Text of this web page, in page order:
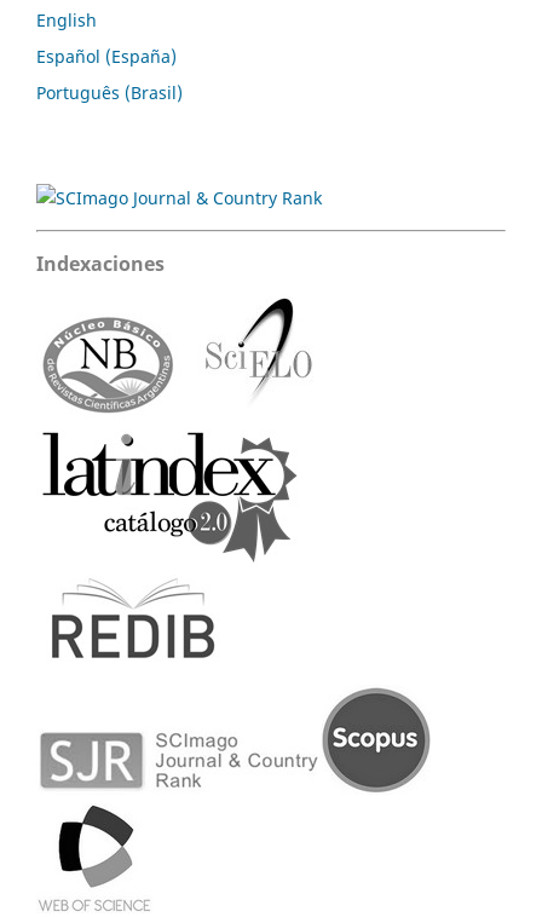
English
Español (España)
Português (Brasil)
Indexaciones